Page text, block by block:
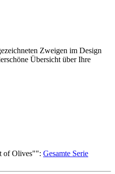
Zweigen im Design
Übersicht über Ihre
of Olives"": Gesamte Serie